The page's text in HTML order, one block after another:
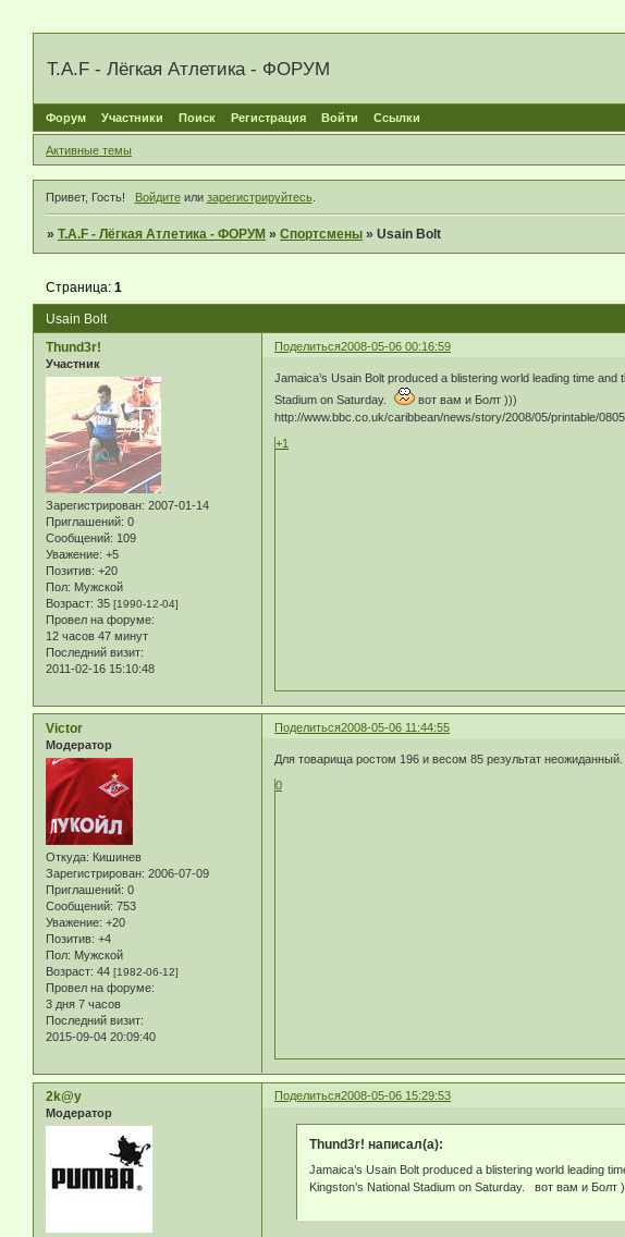
T.A.F - Лёгкая Атлетика - ФОРУМ
Форум Участники Поиск Регистрация Войти Ссылки
Активные темы
Привет, Гость! Войдитеили зарегистрируйтесь.
»T.A.F - Лёгкая Атлетика - ФОРУМ »Спортсмены »Usain Bolt
Usain Bolt
Страница:1
Поделиться2008-05-06 00:16:59
Thund3r!
Участник
Зарегистрирован: 2007-01-14
Приглашений: 0
Сообщений: 109
Уважение: +5
Позитив: +20
Пол: Мужской
Возраст: 35 [1990-12-04]
Провел на форуме:
12 часов 47 минут
Последний визит:
2011-02-16 15:10:48
Jamaica’s Usain Bolt produced a blistering world leading time
Stadium on Saturday.
вот вам и Болт )))
http://www.bbc.co.uk/caribbean/news/story/2008/05/printable/
+1
Поделиться2008-05-06 11:44:55
Victor
Модератор
Откуда: Кишинев
Зарегистрирован: 2006-07-09
Приглашений: 0
Сообщений: 753
Уважение: +20
Позитив: +4
Пол: Мужской
Возраст: 44 [1982-06-12]
Провел на форуме:
3 дня 7 часов
Последний визит:
2015-09-04 20:09:40
Для товарища ростом 196 и весом 85 результат
0
Поделиться2008-05-06 15:29:53
2k@y
Модератор
Thund3r! написал(а):
Jamaica’s Usain Bolt produced a blistering world leading
Kingston’s National Stadium on Saturday. вот вам и Болт